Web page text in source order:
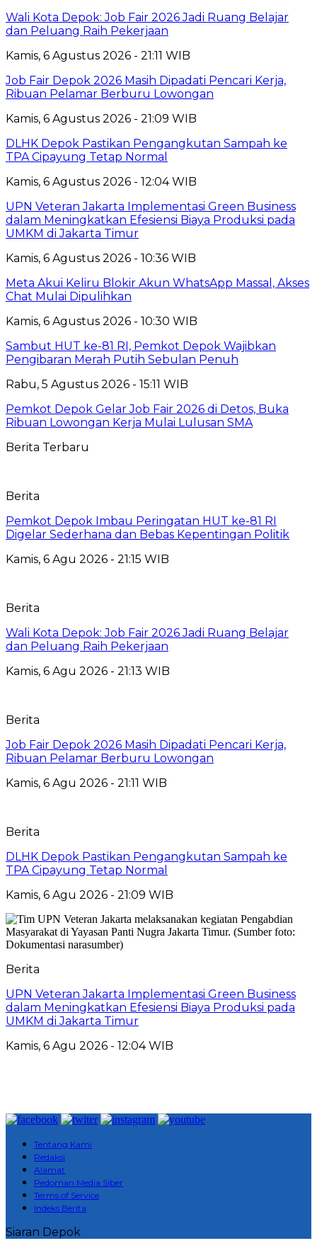
Wali Kota Depok: Job Fair 2026 Jadi Ruang Belajar
dan Peluang Raih Pekerjaan
Kamis, 6 Agustus 2026 - 21:11 WIB
Job Fair Depok 2026 Masih Dipadati Pencari Kerja,
Ribuan Pelamar Berburu Lowongan
Kamis, 6 Agustus 2026 - 21:09 WIB
DLHK Depok Pastikan Pengangkutan Sampah ke
TPA Cipayung Tetap Normal
Kamis, 6 Agustus 2026 - 12:04 WIB
UPN Veteran Jakarta Implementasi Green Business
dalam Meningkatkan Efesiensi Biaya Produksi pada
UMKM di Jakarta Timur
Kamis, 6 Agustus 2026 - 10:36 WIB
Meta Akui Keliru Blokir Akun WhatsApp Massal, Akses
Chat Mulai Dipulihkan
Kamis, 6 Agustus 2026 - 10:30 WIB
Sambut HUT ke-81 RI, Pemkot Depok Wajibkan
Pengibaran Merah Putih Sebulan Penuh
Rabu, 5 Agustus 2026 - 15:11 WIB
Pemkot Depok Gelar Job Fair 2026 di Detos, Buka
Ribuan Lowongan Kerja Mulai Lulusan SMA
Berita Terbaru
Berita
Pemkot Depok Imbau Peringatan HUT ke-81 RI
Digelar Sederhana dan Bebas Kepentingan Politik
Kamis, 6 Agu 2026 - 21:15 WIB
Berita
Wali Kota Depok: Job Fair 2026 Jadi Ruang Belajar
dan Peluang Raih Pekerjaan
Kamis, 6 Agu 2026 - 21:13 WIB
Berita
Job Fair Depok 2026 Masih Dipadati Pencari Kerja,
Ribuan Pelamar Berburu Lowongan
Kamis, 6 Agu 2026 - 21:11 WIB
Berita
DLHK Depok Pastikan Pengangkutan Sampah ke
TPA Cipayung Tetap Normal
Kamis, 6 Agu 2026 - 21:09 WIB
Berita
UPN Veteran Jakarta Implementasi Green Business
dalam Meningkatkan Efesiensi Biaya Produksi pada
UMKM di Jakarta Timur
Kamis, 6 Agu 2026 - 12:04 WIB
Tentang Kami
Redaksi
Alamat
Pedoman Media Siber
Terms of Service
Indeks Berita
Siaran Depok